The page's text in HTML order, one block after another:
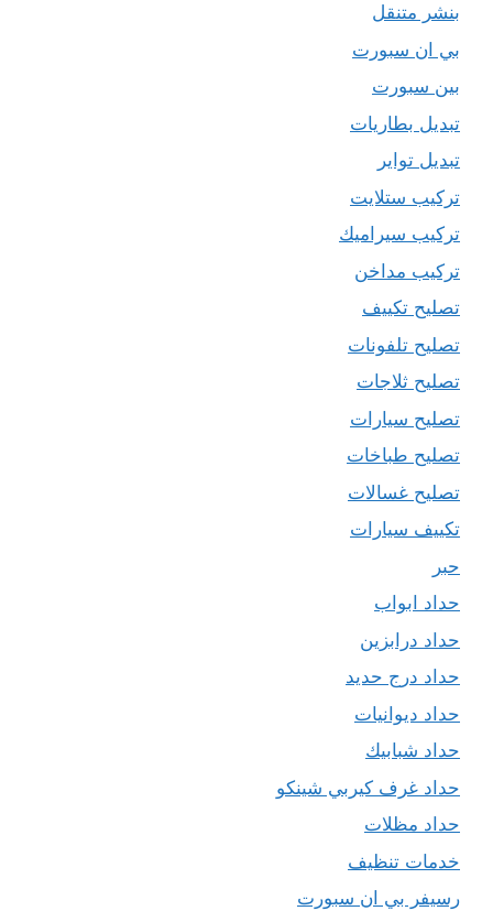
بنشر متنقل
بي ان سبورت
بين سبورت
تبديل بطاريات
تبديل تواير
تركيب ستلايت
تركيب سيراميك
تركيب مداخن
تصليح تكييف
تصليح تلفونات
تصليح ثلاجات
تصليح سيارات
تصليح طباخات
تصليح غسالات
تكييف سيارات
حبر
حداد ابواب
حداد درابزين
حداد درج حديد
حداد ديوانيات
حداد شبابيك
حداد غرف كيربي شينكو
حداد مظلات
خدمات تنظيف
رسيفر بي ان سبورت